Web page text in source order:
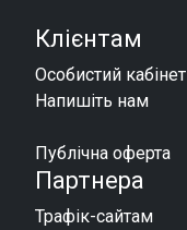
Клієнтам
Особистий кабінет
Напишіть нам
Публічна оферта
Партнера
Трафік-сайтам